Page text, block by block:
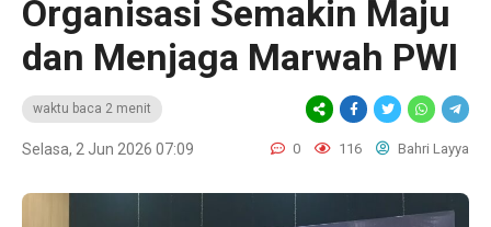
Organisasi Semakin Maju
dan Menjaga Marwah PWI
waktu baca 2 menit
Selasa, 2 Jun 2026 07:09 0 116 Bahri Layya